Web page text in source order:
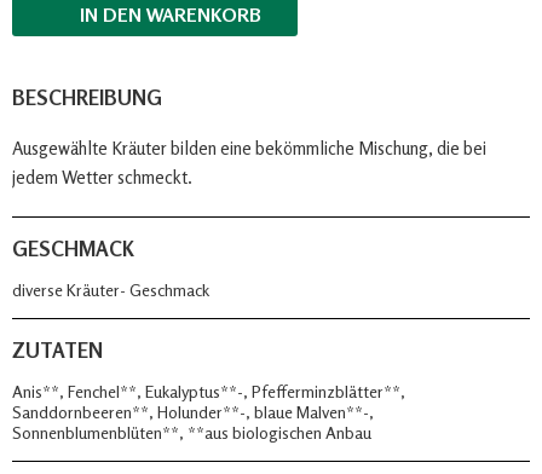
IN DEN WARENKORB
BESCHREIBUNG
Ausgewählte Kräuter bilden eine bekömmliche Mischung, die bei
jedem Wetter schmeckt.
GESCHMACK
diverse Kräuter- Geschmack
ZUTATEN
Anis**, Fenchel**, Eukalyptus**-, Pfefferminzblätter**,
Sanddornbeeren**, Holunder**-, blaue Malven**-,
Sonnenblumenblüten**, **aus biologischen Anbau